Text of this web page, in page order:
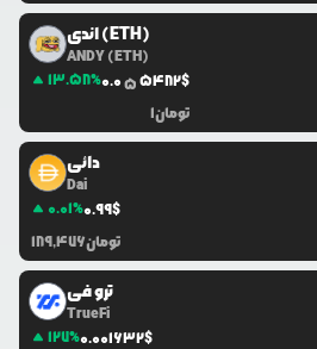
اندی (ETH)
ANDY (ETH)
13.58%0.055482$
1تومان
دائی
Dai
0.01%0.99$
189,476تومان
ترو فی
TrueFi
127%0.001632$